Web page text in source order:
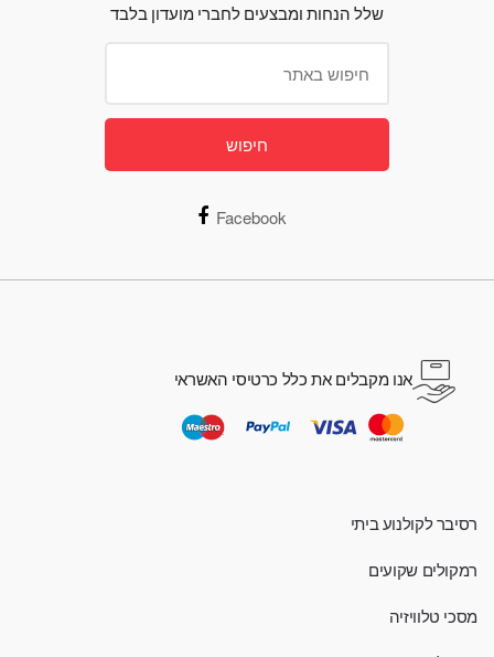
שלל הנחות ומבצעים לחברי מועדון בלבד
חיפוש
Facebook
אנו מקבלים את כלל כרטיסי האשראי
רסיבר לקולנוע ביתי
רמקולים שקועים
מסכי טלוויזיה